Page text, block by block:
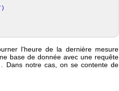
)
l'heure de la dernière mesure
base de donnée avec une requête
. Dans notre cas, on se contente de